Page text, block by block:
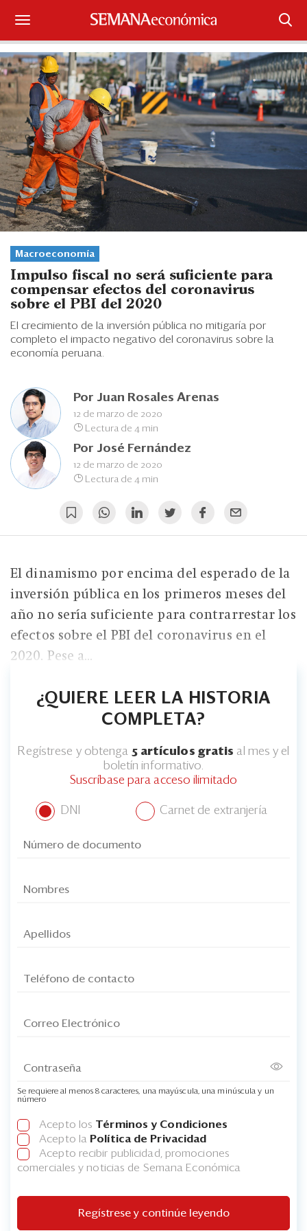
Suscríbase
Iniciar sesión
Portada
¿Qué está pasando?
Sectores y Empresas
Management
Economía y Finanzas
Legal y Política
Eventos
Blogs
Edición Impresa
Macroeconomía
Impulso fiscal no será suficiente para
compensar efectos del coronavirus
sobre el PBI del 2020
El crecimiento de la inversión pública no mitigaría por
completo el impacto negativo del coronavirus sobre la
economía peruana.
Por José Fernández
12 de marzo de 2020
Lectura de 4 min
Por Juan Rosales Arenas
12 de marzo de 2020
Lectura de 4 min
El dinamismo por encima del esperado de la
inversión pública en los primeros meses del
año no sería suficiente para contrarrestar los
efectos sobre el PBI del coronavirus en el
2020. Pese a...
¿QUIERE LEER LA HISTORIA
COMPLETA?
Regístrese y obtenga 5 artículos gratis al mes y el
boletín informativo.
Suscríbase para acceso ilimitado
DNI Carnet de extranjería
Se requiere al menos 8 caracteres, una mayúscula, una minúscula y un
número
Acepto los Términos y Condiciones
Acepto la Política de Privacidad
Acepto recibir publicidad, promociones
comerciales y noticias de Semana Económica
Regístrese y continúe leyendo